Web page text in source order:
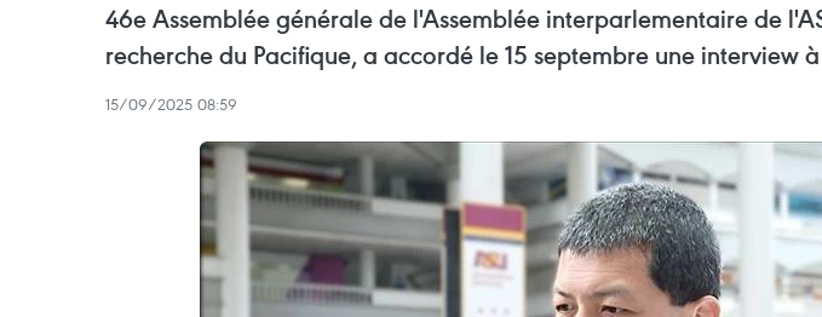
46e Assemblée générale de l'Assemblée interparlementaire de
recherche du Pacifique, a accordé le 15 septembre une
15/09/2025 08:59